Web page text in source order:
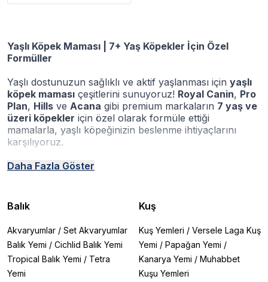
Yaşlı Köpek Maması | 7+ Yaş Köpekler İçin Özel
Formüller
Yaşlı dostunuzun sağlıklı ve aktif yaşlanması için yaşlı
köpek maması çeşitlerini sunuyoruz! Royal Canin, Pro
Plan, Hills ve Acana gibi premium markaların 7 yaş ve
üzeri köpekler için özel olarak formüle ettiği
mamalarla, yaşlı köpeğinizin beslenme ihtiyaçlarını
karşılıyoruz.
Neden Yaşlı Köpek Maması Kullanılmalı?
✔ Düşük Kalorili
– Yaşlanmayla yavaşlayan
✔ Sindirim Dostu– Kolay çiğnenebilir granüller ve lif
desteği
✔ Böbrek Sağlığı– Kontrollü fosfor ve protein içeriği
✔ Antioksidan Zengini
– Bağışıklık sistemini
güçlendiren E ve C vitamini
Daha Fazla Göster
Balık
Akvaryumlar / Set Akvaryumlar
Balık Yemi / Cichlid Balık Yemi
Tropical Balık Yemi / Tetra
Yemi
Kuş
Kuş Yemleri / Versele Laga Kuş
Yemi / Papağan Yemi /
Kanarya Yemi / Muhabbet
Kuşu Yemleri